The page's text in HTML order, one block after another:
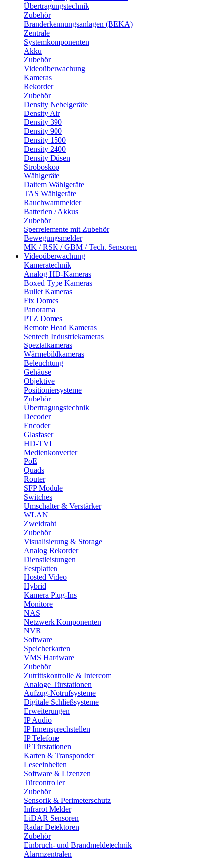
Übertragungstechnik
Zubehör
Branderkennungsanlagen (BEKA)
Zentrale
Systemkomponenten
Akku
Zubehör
Videoüberwachung
Kameras
Rekorder
Zubehör
Density Nebelgeräte
Density Air
Density 390
Density 900
Density 1500
Density 2400
Density Düsen
Stroboskop
Wählgeräte
Daitem Wählgeräte
TAS Wählgeräte
Rauchwarnmelder
Batterien / Akkus
Zubehör
Sperrelemente mit Zubehör
Bewegungsmelder
MK / RSK / GBM / Tech. Sensoren
Videoüberwachung
Kameratechnik
Analog HD-Kameras
Boxed Type Kameras
Bullet Kameras
Fix Domes
Panorama
PTZ Domes
Remote Head Kameras
Sentech Industriekameras
Spezialkameras
Wärmebildkameras
Beleuchtung
Gehäuse
Objektive
Positioniersysteme
Zubehör
Übertragungstechnik
Decoder
Encoder
Glasfaser
HD-TVI
Medienkonverter
PoE
Quads
Router
SFP Module
Switches
Umschalter & Verstärker
WLAN
Zweidraht
Zubehör
Visualisierung & Storage
Analog Rekorder
Dienstleistungen
Festplatten
Hosted Video
Hybrid
Kamera Plug-Ins
Monitore
NAS
Netzwerk Komponenten
NVR
Software
Speicherkarten
VMS Hardware
Zubehör
Zutrittskontrolle & Intercom
Analoge Türstationen
Aufzug-Notrufsysteme
Digitale Schließsysteme
Erweiterungen
IP Audio
IP Innensprechstellen
IP Telefone
IP Türstationen
Karten & Transponder
Leseeinheiten
Software & Lizenzen
Türcontroller
Zubehör
Sensorik & Perimeterschutz
Infrarot Melder
LiDAR Sensoren
Radar Detektoren
Zubehör
Einbruch- und Brandmeldetechnik
Alarmzentralen